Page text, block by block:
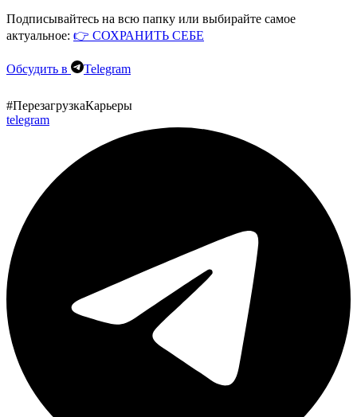
Подписывайтесь на всю папку или выбирайте самое
актуальное: 👉 СОХРАНИТЬ СЕБЕ
Обсудить в Telegram
#ПерезагрузкаКарьеры
telegram